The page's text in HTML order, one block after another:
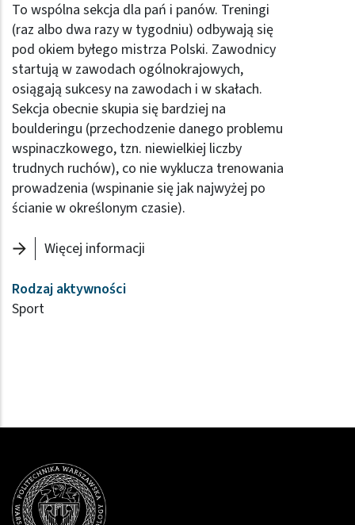
To wspólna sekcja dla pań i panów. Treningi
(raz albo dwa razy w tygodniu) odbywają się
pod okiem byłego mistrza Polski. Zawodnicy
startują w zawodach ogólnokrajowych,
osiągają sukcesy na zawodach i w skałach.
Sekcja obecnie skupia się bardziej na
boulderingu (przechodzenie danego problemu
wspinaczkowego, tzn. niewielkiej liczby
trudnych ruchów), co nie wyklucza trenowania
prowadzenia (wspinanie się jak najwyżej po
ścianie w określonym czasie).
Więcej informacji
Rodzaj aktywności
Sport